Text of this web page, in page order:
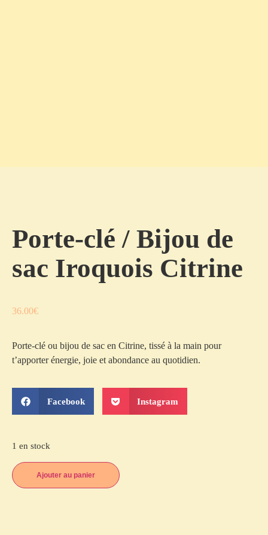
Porte-clé / Bijou de
sac Iroquois Citrine
36.00€
Porte-clé ou bijou de sac en Citrine, tissé à la main pour
t’apporter énergie, joie et abondance au quotidien.
Facebook Instagram
1 en stock
Ajouter au panier